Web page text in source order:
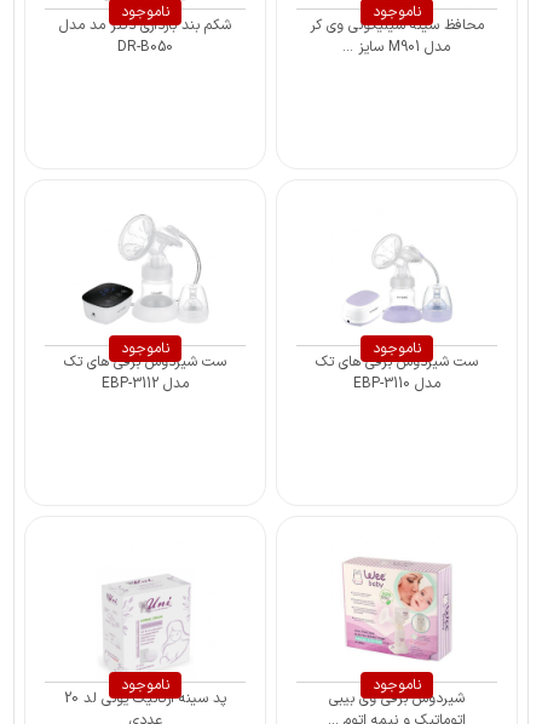
ناموجود
محافظ سینه سیلیکونی وی کر
مدل M901 سایز ...
ناموجود
شکم بند بارداری دکتر مد مدل
DR-B050
ناموجود
ست شیردوش برقی های تک
مدل EBP-3110
ناموجود
ست شیردوش برقی های تک
مدل EBP-3112
ناموجود
شیردوش برقی وی بیبی
ناموجود
پد سینه ارگانیک یونی لد 20